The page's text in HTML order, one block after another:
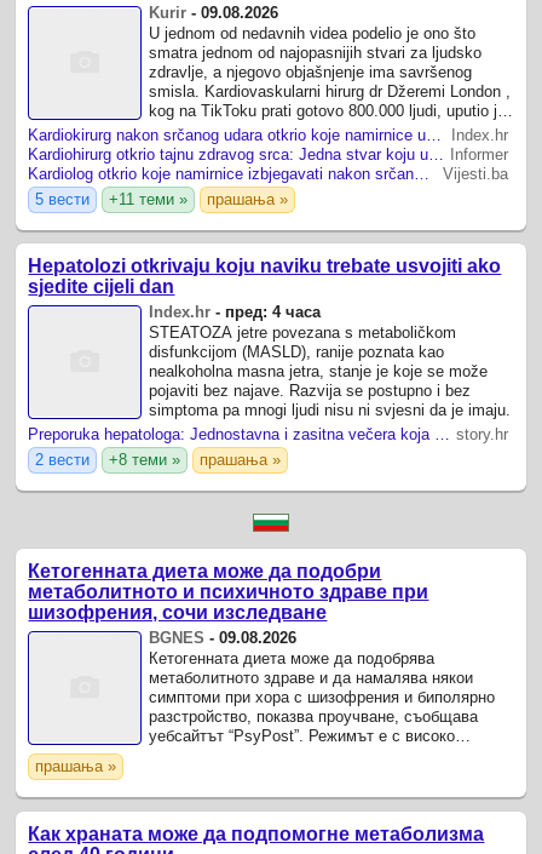
Kurir -09.08.2026
U jednom od nedavnih videa podelio je ono što
smatra jednom od najopasnijih stvari za ljudsko
zdravlje, a njegovo objašnjenje ima savršenog
smisla. Kardiovaskularni hirurg dr Džeremi London ,
kog na TikToku prati gotovo 800.000 ljudi, uputio je
važnu poruku o " tihom ubici" koji ...
Kardiokirurg nakon srčanog udara otkrio koje namirnice uvijek kupuje, a koje izbjegava
Index.hr
Kardiohirurg otkrio tajnu zdravog srca: Jedna stvar koju unosimo u telo može promeniti sve (VIDEO)
Informer
Kardiolog otkrio koje namirnice izbjegavati nakon srčanog udara
Vijesti.ba
5 вести
+11 теми » прашања »
Hepatolozi otkrivaju koju naviku trebate usvojiti ako
sjedite cijeli dan
Index.hr - пред: 4 часа
STEATOZA jetre povezana s metaboličkom
disfunkcijom (MASLD), ranije poznata kao
nealkoholna masna jetra, stanje je koje se može
pojaviti bez najave. Razvija se postupno i bez
simptoma pa mnogi ljudi nisu ni svjesni da je imaju.
Preporuka hepatologa: Jednostavna i zasitna večera koja skida masnoću s jetre story.hr
2 вести
+8 теми » прашања »
Кетогенната диета може да подобри
метаболитното и психичното здраве при
шизофрения, сочи изследване
BGNES -09.08.2026
Кетогенната диета може да подобрява
метаболитното здраве и да намалява някои
симптоми при хора с шизофрения и биполярно
разстройство, показва проучване, съобщава
уебсайтът “PsyPost”. Режимът е с високо
прашања »
Как храната може да подпомогне метаболизма